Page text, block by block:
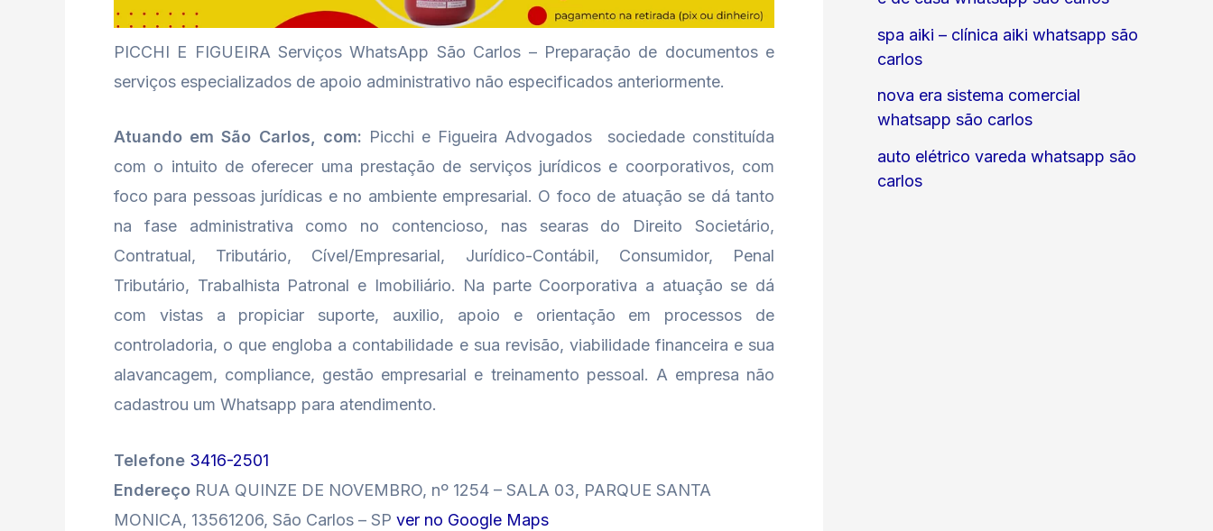
PICCHI E FIGUEIRA Serviços WhatsApp São Carlos – Preparação de documentos e
serviços especializados de apoio administrativo não especificados anteriormente.
Atuando em São Carlos, com: Picchi e Figueira Advogados  sociedade constituída
com o intuito de oferecer uma prestação de serviços jurídicos e coorporativos, com
foco para pessoas jurídicas e no ambiente empresarial. O foco de atuação se dá tanto
na fase administrativa como no contencioso, nas searas do Direito Societário,
Contratual, Tributário, Cível/Empresarial, Jurídico-Contábil, Consumidor, Penal
Tributário, Trabalhista Patronal e Imobiliário. Na parte Coorporativa a atuação se dá
com vistas a propiciar suporte, auxilio, apoio e orientação em processos de
controladoria, o que engloba a contabilidade e sua revisão, viabilidade financeira e sua
alavancagem, compliance, gestão empresarial e treinamento pessoal. A empresa não
cadastrou um Whatsapp para atendimento.
Telefone 3416-2501
Endereço RUA QUINZE DE NOVEMBRO, nº 1254 – SALA 03, PARQUE SANTA
MONICA, 13561206, São Carlos – SP ver no Google Maps
spa aiki – clínica aiki whatsapp são
carlos
nova era sistema comercial
whatsapp são carlos
auto elétrico vareda whatsapp são
carlos